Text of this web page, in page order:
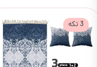
3 تکه